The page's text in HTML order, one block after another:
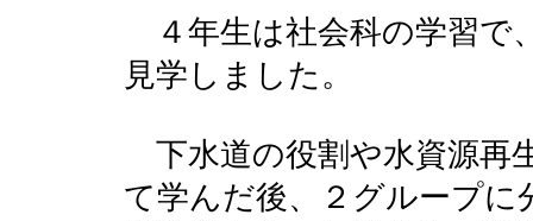
４年生は社会科の学習で
見学しました。
下水道の役割や水資源再
て学んだ後、２グループに